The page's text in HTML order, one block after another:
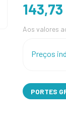
Aos valores
Preços
PORTES